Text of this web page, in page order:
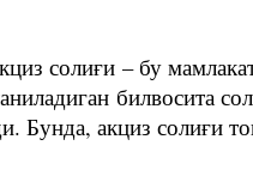
солиғи – бу
билвосита
акциз солиғи